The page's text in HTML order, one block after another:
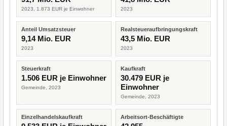
2023, 1.873 EUR je Einwohner 2023
Anteil Umsatzsteuer
9,14 Mio. EUR
2023
Realsteueraufbringungskraft
43,5 Mio. EUR
2023
Steuerkraft
1.506 EUR je Einwohner
Gemeinde, 2023
Kaufkraft
30.479 EUR je
Einwohner
Gemeinde, 2023
Einzelhandelskaufkraft Arbeitsort-Beschäftigte